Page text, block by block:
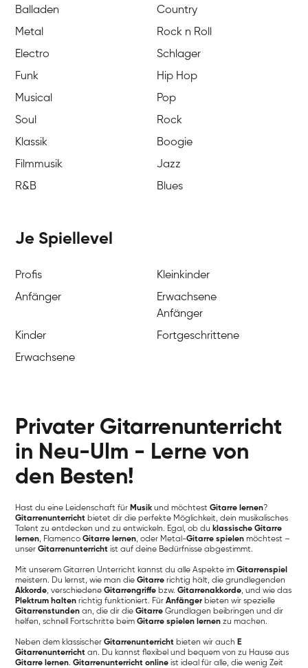
Balladen
Country
Metal
Rock n Roll
Electro
Schlager
Funk
Hip Hop
Musical
Pop
Soul
Rock
Klassik
Boogie
Filmmusik
Jazz
R&B
Blues
Je Spiellevel
Profis
Kleinkinder
Anfänger
Erwachsene
Anfänger
Kinder
Fortgeschrittene
Erwachsene
Privater Gitarrenunterricht
in Neu-Ulm - Lerne von
den Besten!
Hast du eine Leidenschaft für Musik und möchtestGitarre lernen?
Gitarrenunterricht bietet dir die perfekte Möglichkeit, dein musikalisches
Talent zu entdecken und zu entwickeln. Egal, ob du klassische Gitarre
lernen, FlamencoGitarre lernen, oder Metal-Gitarre spielen möchtest –
unserGitarrenunterricht ist auf deine Bedürfnisse abgestimmt.
Mit unserem Gitarren Unterricht kannst du alle Aspekte imGitarrenspiel
meistern. Du lernst, wie man dieGitarre richtig hält, die grundlegenden
Akkorde, verschiedeneGitarrengriffe bzw.Gitarrenakkorde, und wie das
Plektrum halten richtig funktioniert. FürAnfänger bieten wir spezielle
Gitarrenstunden an, die dir dieGitarre Grundlagen beibringen und dir
helfen, schnell Fortschritte beimGitarre spielen lernen zu machen.
Neben dem klassischerGitarrenunterricht bieten wir auch E
Gitarrenunterricht an. Du kannst flexibel und bequem von zu Hause aus
Gitarre lernen.Gitarrenunterricht online ist ideal für alle, die wenig Zeit